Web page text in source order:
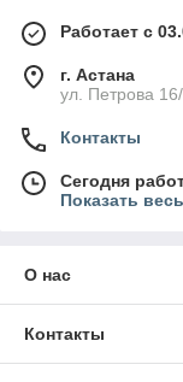
Работает с
г. Астана
ул. Петрова
Контакты
Сегодня
Показать
О нас
Контакты